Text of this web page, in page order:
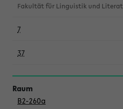
Fakultät für Linguistik und
7
37
B2-260a